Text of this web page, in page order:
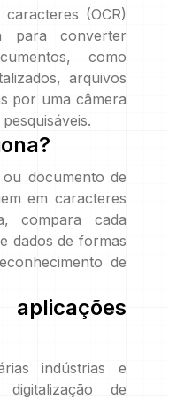
(OCR)
para converter
como
arquivos
por uma câmera
ou documento de
em caracteres
compara cada
dados de formas
de
indústrias e
de